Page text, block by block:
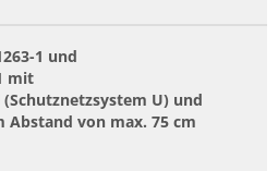
1 und
mit
U) und
Abstand von max. 75 cm